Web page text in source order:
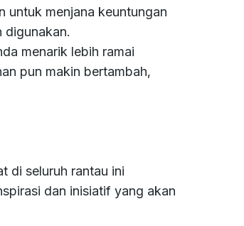
untuk menjana keuntungan
digunakan.
menarik lebih ramai
pun makin bertambah,
di seluruh rantau ini
dan inisiatif yang akan